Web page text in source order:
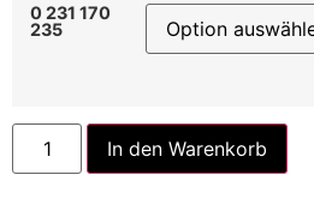
0 231 170
235
In den Warenkorb